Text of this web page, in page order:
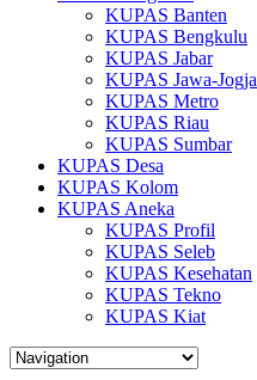
KUPAS Banten
KUPAS Bengkulu
KUPAS Jabar
KUPAS Jawa-Jogja
KUPAS Metro
KUPAS Riau
KUPAS Sumbar
KUPAS Desa
KUPAS Kolom
KUPAS Aneka
KUPAS Profil
KUPAS Seleb
KUPAS Kesehatan
KUPAS Tekno
KUPAS Kiat